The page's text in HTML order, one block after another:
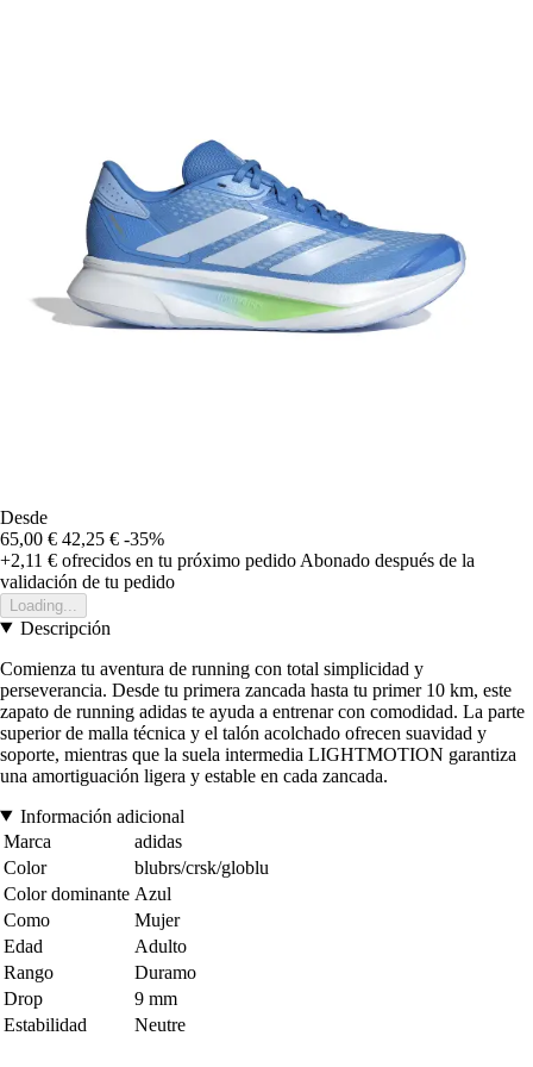
Desde
65,00 € 42,25 € -35%
+2,11 € ofrecidos en tu próximo pedido Abonado después de la
validación de tu pedido
Loading...
Descripción
Comienza tu aventura de running con total simplicidad y
perseverancia. Desde tu primera zancada hasta tu primer 10 km, este
zapato de running adidas te ayuda a entrenar con comodidad. La parte
superior de malla técnica y el talón acolchado ofrecen suavidad y
soporte, mientras que la suela intermedia LIGHTMOTION garantiza
una amortiguación ligera y estable en cada zancada.
Información adicional
Marca
adidas
Color
blubrs/crsk/globlu
Color dominante Azul
Como
Mujer
Edad
Adulto
Rango
Duramo
Drop
9 mm
Estabilidad
Neutre